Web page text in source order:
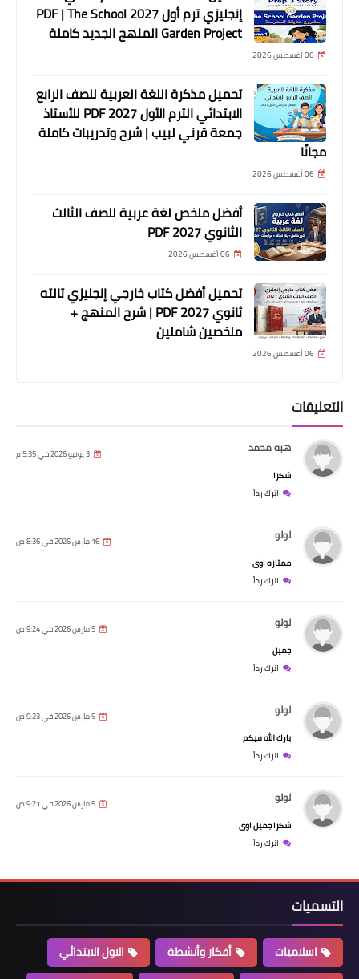
إنجليزي ترم أول 2027 PDF | The School
Garden Project المنهج الجديد كاملة
06 أغسطس 2026
تحميل مذكرة اللغة العربية للصف الرابع
الابتدائي الترم الأول 2027 PDF للأستاذ
جمعة قرني لبيب | شرح وتدريبات كاملة
مجانًا
06 أغسطس 2026
أفضل ملخص لغة عربية للصف الثالث
الثانوي 2027 PDF
06 أغسطس 2026
تحميل أفضل كتاب خارجي إنجليزي تالته
ثانوي 2027 PDF | شرح المنهج +
ملخصين شاملين
06 أغسطس 2026
التعليقات
هبه محمد 3 يونيو 2026 في 5:35 م
شكرا
اترك رداً
لولو 16 مارس 2026 في 8:36 ص
ممتازه اوى
اترك رداً
لولو 5 مارس 2026 في 9:24 ص
جميل
اترك رداً
لولو 5 مارس 2026 في 9:23 ص
بارك الله فيكم
اترك رداً
لولو 5 مارس 2026 في 9:21 ص
شكرا جميل اوى
اترك رداً
التسميات
اسلاميات أفكار وأنشطة
الاول الابتدائي